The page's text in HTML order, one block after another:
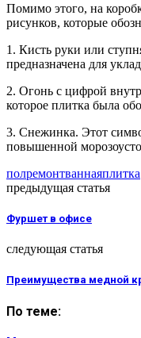
Помимо этого, на
рисунков, которые
1. Кисть руки или
предназначена для
2. Огонь с цифрой
которое плитка была
3. Снежинка. Этот
повышенной
полремонтваннаяплитка
предыдущая статья
Фуршет в офисе
следующая статья
Преимущества медной
По теме: